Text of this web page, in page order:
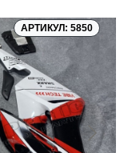
АРТИКУЛ: 5850